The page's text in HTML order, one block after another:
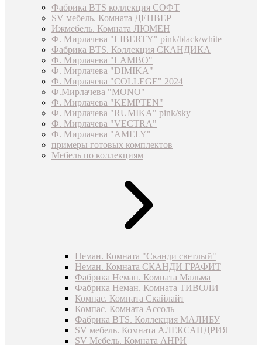
Фабрика BTS коллекция СОФТ
SV мебель. Комната ДЕНВЕР
Ижмебель. Комната ЛЮМЕН
Ф. Мирлачева "LIBERTY" pink/black/white
Фабрика BTS. Коллекция СКАНДИКА
Ф. Мирлачева "LAMBO"
Ф. Мирлачева "DIMIKA"
Ф. Мирлачева "COLLEGE" 2024
Ф.Мирлачева "MONO"
Ф. Мирлачева "KEMPTEN"
Ф. Мирлачева "RUMIKA" pink/sky
Ф. Мирлачева "VECTRA"
Ф. Мирлачева "AMELY"
примеры готовых комплектов
Мебель по коллекциям
Неман. Комната "Сканди светлый"
Неман. Комната СКАНДИ ГРАФИТ
Фабрика Неман. Комната Мальма
Фабрика Неман. Комната ТИВОЛИ
Компас. Комната Скайлайт
Компас. Комната Ассоль
Фабрика BTS. Коллекция МАЛИБУ
SV мебель. Комната АЛЕКСАНДРИЯ
SV Мебель. Комната АНРИ